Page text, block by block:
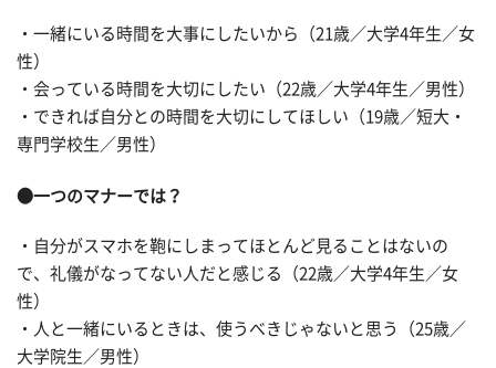
・一緒にいる時間を大事にしたいから（21歳／大学4年生／女
性）
・会っている時間を大切にしたい（22歳／大学4年生／男性）
・できれば自分との時間を大切にしてほしい（19歳／短大・
専門学校生／男性）
●一つのマナーでは？
・自分がスマホを鞄にしまってほとんど見ることはないの
で、礼儀がなってない人だと感じる（22歳／大学4年生／女
性）
・人と一緒にいるときは、使うべきじゃないと思う（25歳／
大学院生／男性）